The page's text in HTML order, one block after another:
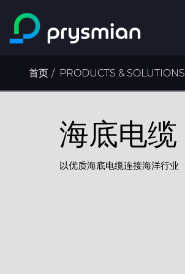
跳至主要内容
面
包
首页 PRODUCTS & SOLUTIONS
海底电缆
以优质海底电缆连接海洋行业